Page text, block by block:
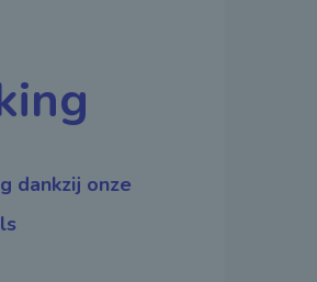
dankzij onze